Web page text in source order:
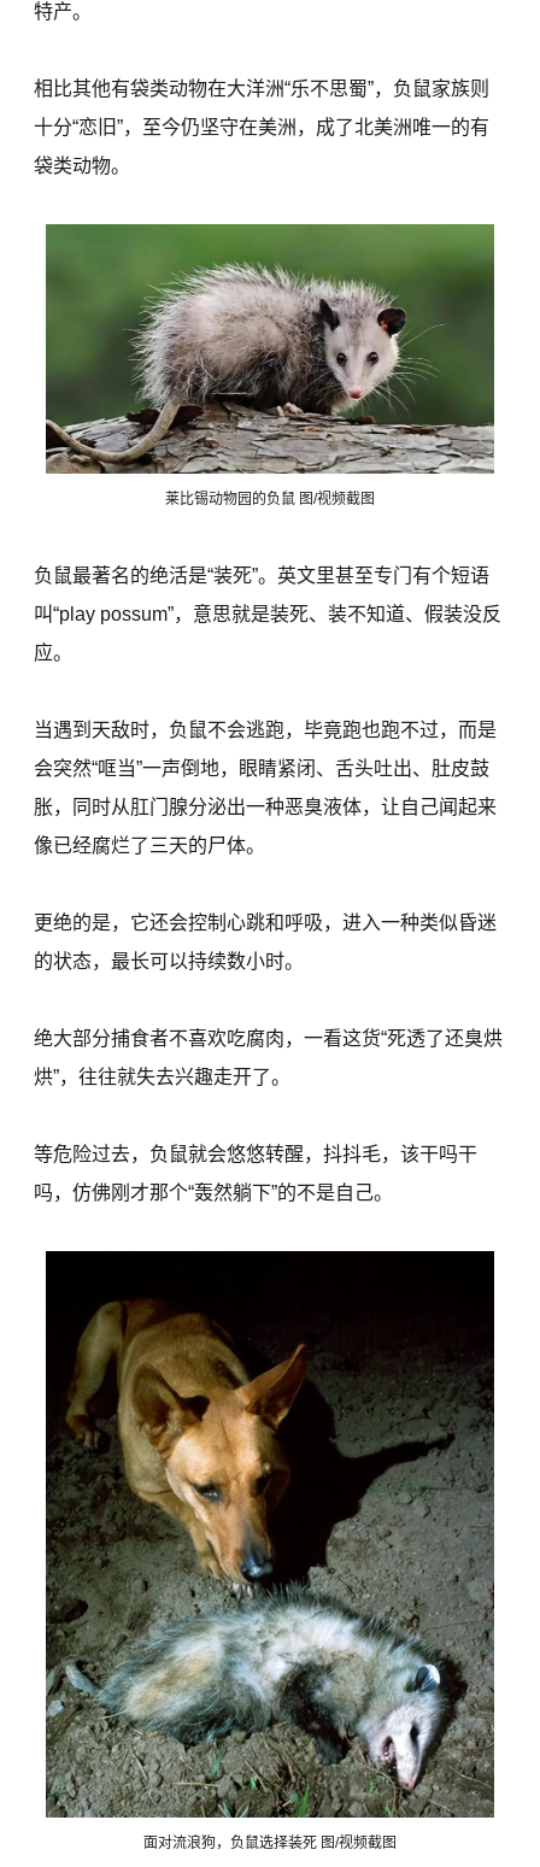
特产。
相比其他有袋类动物在大洋洲“乐不思蜀”，负鼠家族则
十分“恋旧”，至今仍坚守在美洲，成了北美洲唯一的有
袋类动物。
莱比锡动物园的负鼠 图/视频截图
负鼠最著名的绝活是“装死”。英文里甚至专门有个短语
叫“play possum”，意思就是装死、装不知道、假装没反
应。
当遇到天敌时，负鼠不会逃跑，毕竟跑也跑不过，而是
会突然“哐当”一声倒地，眼睛紧闭、舌头吐出、肚皮鼓
胀，同时从肛门腺分泌出一种恶臭液体，让自己闻起来
像已经腐烂了三天的尸体。
更绝的是，它还会控制心跳和呼吸，进入一种类似昏迷
的状态，最长可以持续数小时。
绝大部分捕食者不喜欢吃腐肉，一看这货“死透了还臭烘
烘”，往往就失去兴趣走开了。
等危险过去，负鼠就会悠悠转醒，抖抖毛，该干吗干
吗，仿佛刚才那个“轰然躺下”的不是自己。
面对流浪狗，负鼠选择装死 图/视频截图